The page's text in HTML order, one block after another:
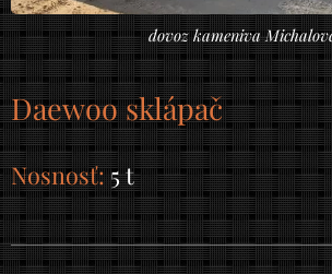
dovoz kameniva
Daewoo sklápač
Nosnosť:5 t